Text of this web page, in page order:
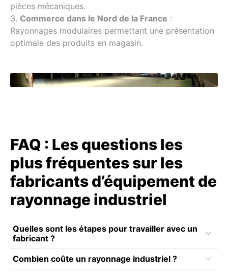
pièces mécaniques.
Commerce dans le Nord de la France :
Rayonnages modulaires permettant une présentation
optimale des produits en magasin.
FAQ : Les questions les
plus fréquentes sur les
fabricants d’équipement de
rayonnage industriel
Quelles sont les étapes pour travailler avec un
fabricant ?
Combien coûte un rayonnage industriel ?